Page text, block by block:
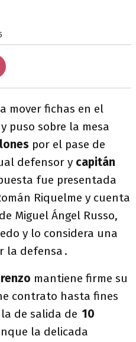
mover fichas en el
puso sobre la mesa
por el pase de
defensor y capitán
fue presentada
Riquelme y cuenta
Miguel Ángel Russo,
y lo considera una
la defensa .
mantiene firme su
contrato hasta fines
de salida de 10
la delicada